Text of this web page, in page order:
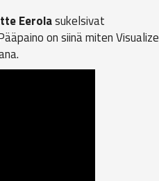
Eerolasukelsivat
on siinä miten Visualize